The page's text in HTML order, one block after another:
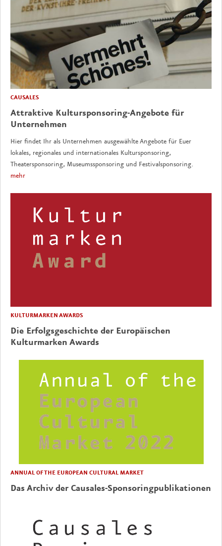
CAUSALES
Attraktive Kultursponsoring-Angebote für
Unternehmen
Hier findet Ihr als Unternehmen ausgewählte Angebote für Euer
lokales, regionales und internationales Kultursponsoring,
Theatersponsoring, Museumssponsoring und Festivalsponsoring.
mehr
KULTURMARKEN AWARDS
Die Erfolgsgeschichte der Europäischen
Kulturmarken Awards
ANNUAL OF THE EUROPEAN CULTURAL MARKET
Das Archiv der Causales-Sponsoringpublikationen